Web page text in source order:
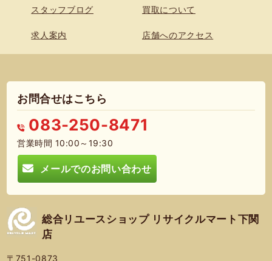
スタッフブログ 買取について
求人案内 店舗へのアクセス
お問合せはこちら
083-250-8471
営業時間 10:00～19:30
メールでのお問い合わせ
総合リユースショップ リサイクルマート下関
店
〒751-0873